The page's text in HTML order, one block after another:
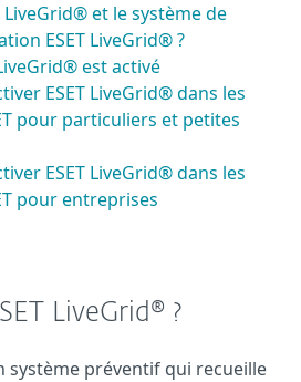
LiveGrid® et le système de
ESET LiveGrid® ?
est activé
ESET LiveGrid® dans les
pour particuliers et petites
ESET LiveGrid® dans les
pour entreprises
LiveGrid® ?
système préventif qui recueille